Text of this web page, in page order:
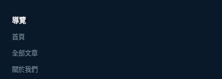
導覽
首頁
全部文章
關於我們